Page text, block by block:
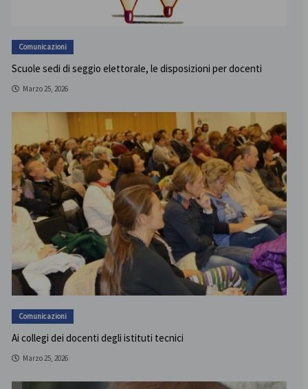
Comunicazioni
Scuole sedi di seggio elettorale, le disposizioni per docenti
Marzo 25, 2026
Comunicazioni
Ai collegi dei docenti degli istituti tecnici
Marzo 25, 2026